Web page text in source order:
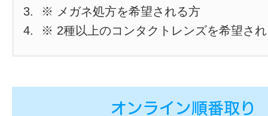
※ メガネ処方を希望される方
※ 2種以上のコンタクトレンズを希望さ